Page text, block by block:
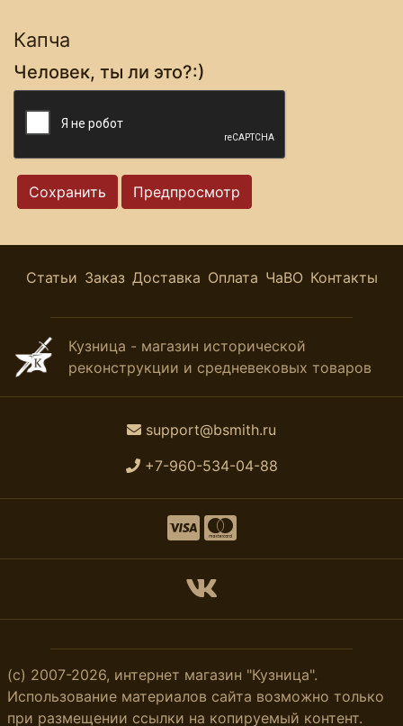
Капча
Человек, ты ли это?:)
Статьи Заказ Доставка Оплата ЧаВО Контакты
Кузница - магазин исторической
реконструкции и средневековых товаров
support@bsmith.ru
+7-960-534-04-88
(с) 2007-2026, интернет магазин "Кузница".
Использование материалов сайта возможно только
при размещении ссылки на копируемый контент.